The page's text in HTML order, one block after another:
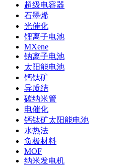
超级电容器
石墨烯
光催化
锂离子电池
MXene
钠离子电池
太阳能电池
钙钛矿
异质结
碳纳米管
电催化
钙钛矿太阳能电池
水热法
负极材料
MOF
纳米发电机